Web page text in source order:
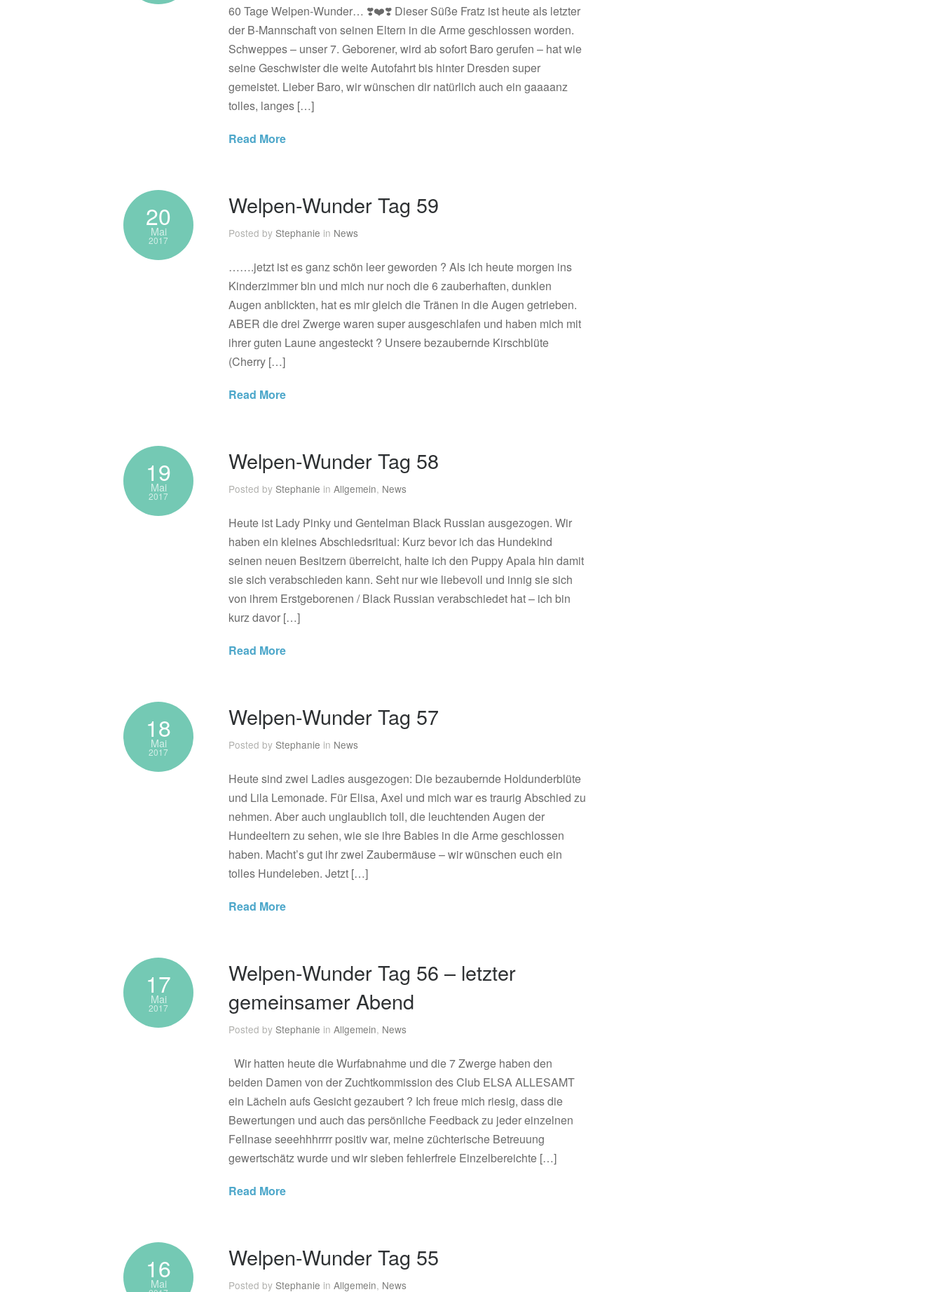
60 Tage Welpen-Wunder… ❣️❤️❣️ Dieser Süße Fratz ist heute als letzter
der B-Mannschaft von seinen Eltern in die Arme geschlossen worden.
Schweppes – unser 7. Geborener, wird ab sofort Baro gerufen – hat wie
seine Geschwister die weite Autofahrt bis hinter Dresden super
gemeistet. Lieber Baro, wir wünschen dir natürlich auch ein gaaaanz
tolles, langes […]
Read More
20
Mai
2017
Welpen-Wunder Tag 59
Posted by Stephanie in News
…….jetzt ist es ganz schön leer geworden ? Als ich heute morgen ins
Kinderzimmer bin und mich nur noch die 6 zauberhaften, dunklen
Augen anblickten, hat es mir gleich die Tränen in die Augen getrieben.
ABER die drei Zwerge waren super ausgeschlafen und haben mich mit
ihrer guten Laune angesteckt ? Unsere bezaubernde Kirschblüte
(Cherry […]
Read More
19
Mai
2017
Welpen-Wunder Tag 58
Posted by Stephanie in Allgemein, News
Heute ist Lady Pinky und Gentelman Black Russian ausgezogen. Wir
haben ein kleines Abschiedsritual: Kurz bevor ich das Hundekind
seinen neuen Besitzern überreicht, halte ich den Puppy Apala hin damit
sie sich verabschieden kann. Seht nur wie liebevoll und innig sie sich
von ihrem Erstgeborenen / Black Russian verabschiedet hat – ich bin
kurz davor […]
Read More
18
Mai
2017
Welpen-Wunder Tag 57
Posted by Stephanie in News
Heute sind zwei Ladies ausgezogen: Die bezaubernde Holdunderblüte
und Lila Lemonade. Für Elisa, Axel und mich war es traurig Abschied zu
nehmen. Aber auch unglaublich toll, die leuchtenden Augen der
Hundeeltern zu sehen, wie sie ihre Babies in die Arme geschlossen
haben. Macht’s gut ihr zwei Zaubermäuse – wir wünschen euch ein
tolles Hundeleben. Jetzt […]
Read More
17
Mai
2017
Welpen-Wunder Tag 56 – letzter
gemeinsamer Abend
Posted by Stephanie in Allgemein, News
Wir hatten heute die Wurfabnahme und die 7 Zwerge haben den
beiden Damen von der Zuchtkommission des Club ELSA ALLESAMT
ein Lächeln aufs Gesicht gezaubert ? Ich freue mich riesig, dass die
Bewertungen und auch das persönliche Feedback zu jeder einzelnen
Fellnase seeehhhrrrr positiv war, meine züchterische Betreuung
gewertschätz wurde und wir sieben fehlerfreie Einzelbereichte […]
Read More
16
Mai
Welpen-Wunder Tag 55
Posted by Stephanie in Allgemein, News